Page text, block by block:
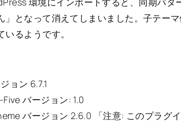
」となって消えてしまいました。子テー
るようです。
ョン 6.7.1
バージョン: 1.0
バージョン 2.6.0 「注意: このプラグ